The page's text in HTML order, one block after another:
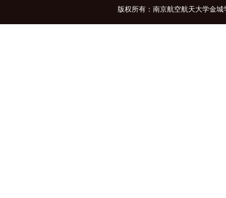
版权所有：南京航空航天大学金